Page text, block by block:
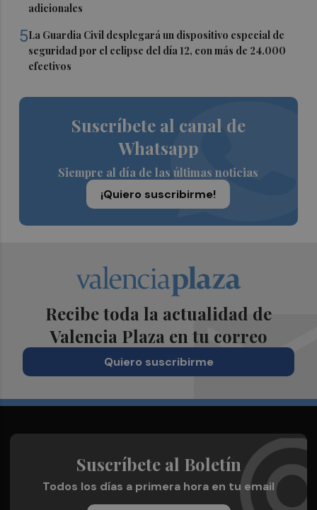
adicionales
5La Guardia Civil desplegará un dispositivo especial de
seguridad por el eclipse del día 12, con más de 24.000
efectivos
Suscríbete al canal de
Whatsapp
Siempre al día de las últimas noticias
¡Quiero suscribirme!
Recibe toda la actualidad de
Valencia Plaza en tu correo
Quiero suscribirme
Suscríbete al Boletín
Todos los días a primera hora en tu email